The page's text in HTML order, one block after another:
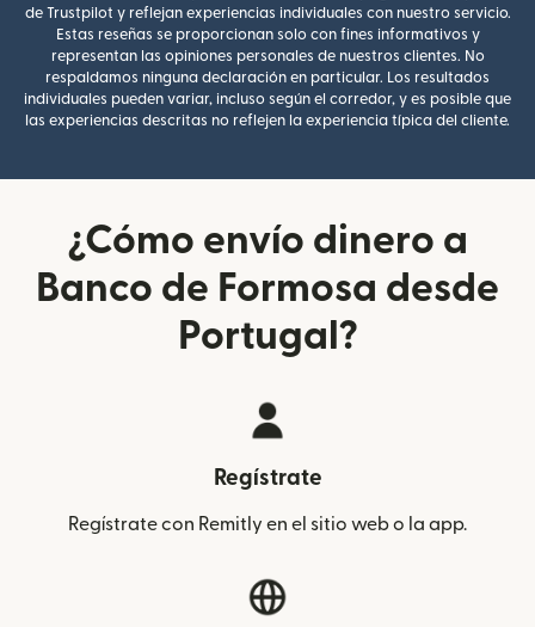
de Trustpilot y reflejan experiencias individuales con nuestro servicio.
Estas reseñas se proporcionan solo con fines informativos y
representan las opiniones personales de nuestros clientes. No
respaldamos ninguna declaración en particular. Los resultados
individuales pueden variar, incluso según el corredor, y es posible que
las experiencias descritas no reflejen la experiencia típica del cliente.
¿Cómo envío dinero a
Banco de Formosa desde
Portugal?
Regístrate
Regístrate con Remitly en el sitio web o la app.